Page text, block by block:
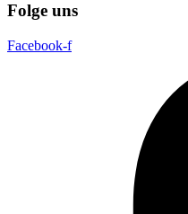
Folge uns
Facebook-f